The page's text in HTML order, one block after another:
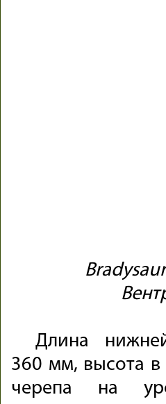
Длина
360 мм, высота
черепа на